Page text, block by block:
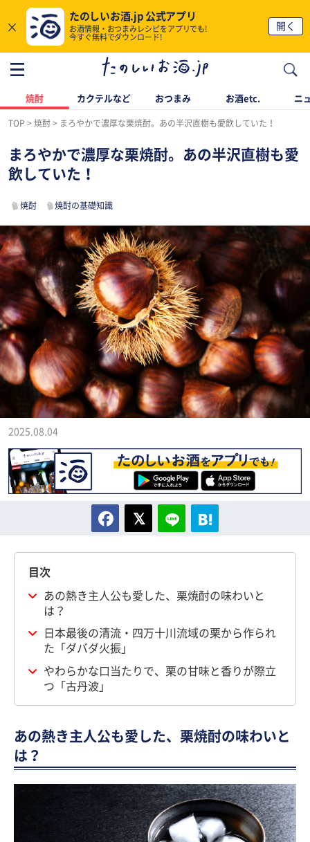
×
たのしいお酒.jp 公式アプリ
お酒情報・おつまみレシピをアプリでも!
今すぐ無料でダウンロード!
開く
焼酎 カクテルなど おつまみ お酒etc. ニ
TOP 焼酎 まろやかで濃厚な栗焼酎。あの半沢直樹も愛飲していた！
まろやかで濃厚な栗焼酎。あの半沢直樹も愛
飲していた！
焼酎 焼酎の基礎知識
2025.08.04
目次
あの熱き主人公も愛した、栗焼酎の味わいと
は？
日本最後の清流・四万十川流域の栗から作られ
た「ダバダ火振」
やわらかな口当たりで、栗の甘味と香りが際立
つ「古丹波」
あの熱き主人公も愛した、栗焼酎の味わいと
は？